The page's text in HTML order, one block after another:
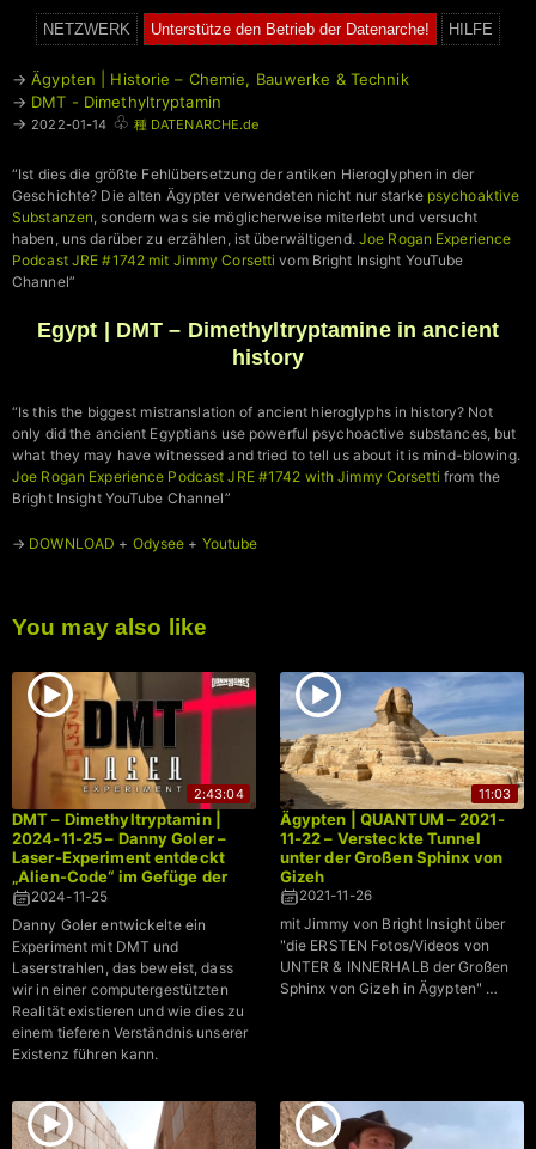
NETZWERK Unterstütze den Betrieb der Datenarche! HILFE
→Ägypten | Historie – Chemie, Bauwerke & Technik
→ DMT - Dimethyltryptamin
→ 2022-01-14 ♧ 種 DATENARCHE.de
“Ist dies die größte Fehlübersetzung der antiken Hieroglyphen in der
Geschichte? Die alten Ägypter verwendeten nicht nur starke psychoaktive
Substanzen, sondern was sie möglicherweise miterlebt und versucht
haben, uns darüber zu erzählen, ist überwältigend. Joe Rogan Experience
Podcast JRE #1742 mit Jimmy Corsetti vom Bright Insight YouTube
Channel”
Egypt | DMT – Dimethyltryptamine in ancient
history
“Is this the biggest mistranslation of ancient hieroglyphs in history? Not
only did the ancient Egyptians use powerful psychoactive substances, but
what they may have witnessed and tried to tell us about it is mind-blowing.
Joe Rogan Experience Podcast JRE #1742 with Jimmy Corsetti from the
Bright Insight YouTube Channel”
→ DOWNLOAD + Odysee + Youtube
You may also like
2:43:04
DMT – Dimethyltryptamin |
2024-11-25 – Danny Goler –
Laser-Experiment entdeckt
„Alien-Code“ im Gefüge der
Realität
2024-11-25
Danny Goler entwickelte ein
Experiment mit DMT und
Laserstrahlen, das beweist, dass
wir in einer computergestützten
Realität existieren und wie dies zu
einem tieferen Verständnis unserer
Existenz führen kann.
11:03
Ägypten | QUANTUM – 2021-
11-22 – Versteckte Tunnel
unter der Großen Sphinx von
Gizeh
2021-11-26
mit Jimmy von Bright Insight über
"die ERSTEN Fotos/Videos von
UNTER & INNERHALB der Großen
Sphinx von Gizeh in Ägypten" …